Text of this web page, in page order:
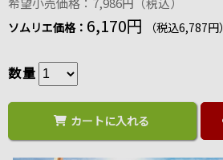
ソムリエ価格： 6,170円 （税込6,787円）
数量
カートに入れる